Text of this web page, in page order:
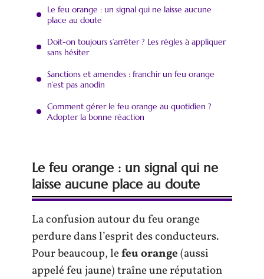
Le feu orange : un signal qui ne laisse aucune
place au doute
Doit-on toujours s’arrêter ? Les règles à appliquer
sans hésiter
Sanctions et amendes : franchir un feu orange
n’est pas anodin
Comment gérer le feu orange au quotidien ?
Adopter la bonne réaction
Le feu orange : un signal qui ne
laisse aucune place au doute
La confusion autour du feu orange
perdure dans l’esprit des conducteurs.
Pour beaucoup, lefeu orange(aussi
appelé feu jaune) traîne une réputation